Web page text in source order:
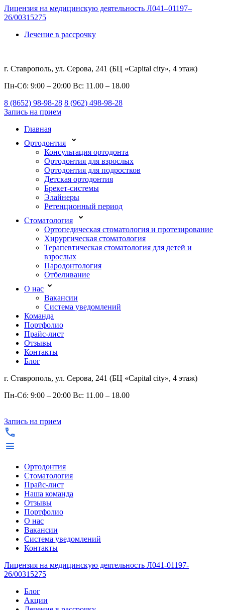
Лицензия на медицинскую деятельность Л041–01197–
26/00315275
Лечение в рассрочку
г. Ставрополь, ул. Серова, 241 (БЦ «Capital city», 4 этаж)
Пн-Сб: 9:00 – 20:00 Вс: 11.00 – 18.00
8 (8652) 98-98-28 8 (962) 498-98-28
Запись на прием
Главная
Ортодонтия
Консультация ортодонта
Ортодонтия для взрослых
Ортодонтия для подростков
Детская ортодонтия
Брекет-системы
Элайнеры
Ретенционный период
Стоматология
Ортопедическая стоматология и протезирование
Хирургическая стоматология
Терапевтическая стоматология для детей и
взрослых
Пародонтология
Отбеливание
О нас
Вакансии
Система уведомлений
Команда
Портфолио
Прайс-лист
Отзывы
Контакты
Блог
г. Ставрополь, ул. Серова, 241 (БЦ «Capital city», 4 этаж)
Пн-Сб: 9:00 – 20:00 Вс: 11.00 – 18.00
Запись на прием
Ортодонтия
Стоматология
Прайс-лист
Наша команда
Отзывы
Портфолио
О нас
Вакансии
Система уведомлений
Контакты
Лицензия на медицинскую деятельность Л041-01197-
26/00315275
Блог
Акции